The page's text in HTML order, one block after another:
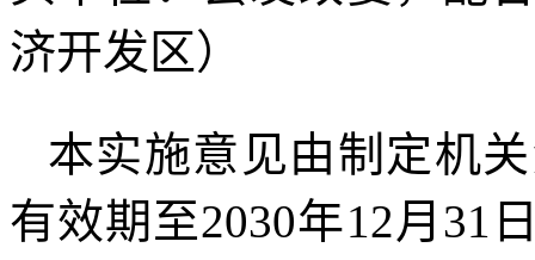
济开发区）
本实施意见由制定机
有效期至2030年12月31